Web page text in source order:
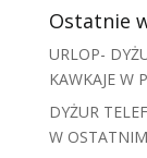
Ostatnie
URLOP-
KAWKAJE W
DYŻUR
W